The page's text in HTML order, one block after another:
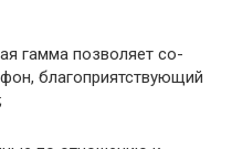
гамма позволяет со­
благоприятствующий